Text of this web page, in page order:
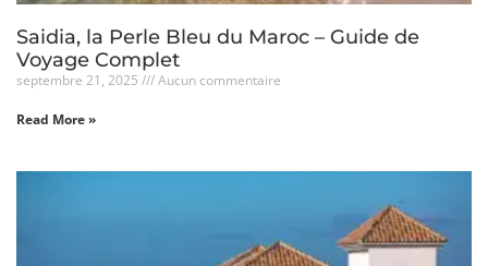
Saidia, la Perle Bleu du Maroc – Guide de
Voyage Complet
septembre 21, 2025 Aucun commentaire
Read More »